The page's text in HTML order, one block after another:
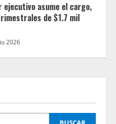
asume el cargo,
de $1.7 mil
2026